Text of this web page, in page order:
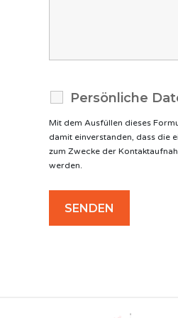
Persönliche
Mit dem Ausfüllen dieses
damit einverstanden, dass die
zum Zwecke der
werden.